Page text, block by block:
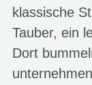
klassische
Tauber, ein
Dort